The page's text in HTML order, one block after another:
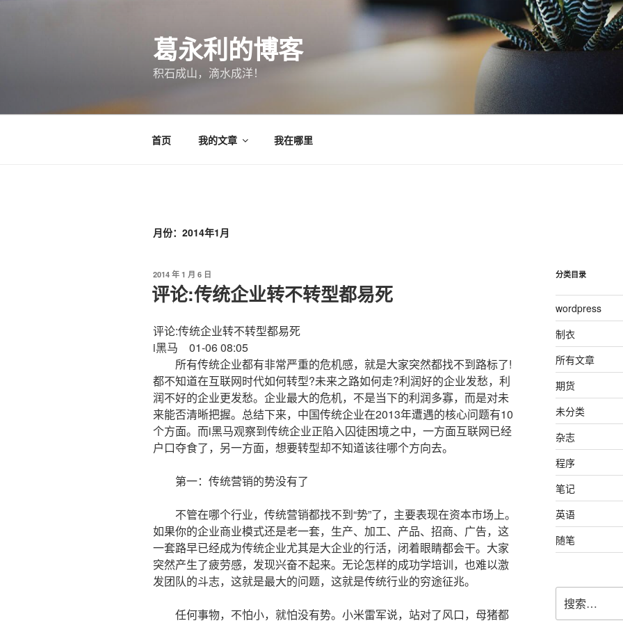
葛永利的博客
积石成山，滴水成洋！
首页 我的文章 我在哪里
月份：2014年1月
发
布
于
2014 年 1 月 6 日
评论:传统企业转不转型都易死
评论:传统企业转不转型都易死
i黑马 01-06 08:05
所有传统企业都有非常严重的危机感，就是大家突然都找不到路标了!
都不知道在互联网时代如何转型?未来之路如何走?利润好的企业发愁，利
润不好的企业更发愁。企业最大的危机，不是当下的利润多寡，而是对未
来能否清晰把握。总结下来，中国传统企业在2013年遭遇的核心问题有10
个方面。而i黑马观察到传统企业正陷入囚徒困境之中，一方面互联网已经
户口夺食了，另一方面，想要转型却不知道该往哪个方向去。
第一：传统营销的势没有了
不管在哪个行业，传统营销都找不到“势”了，主要表现在资本市场上。
如果你的企业商业模式还是老一套，生产、加工、产品、招商、广告，这
一套路早已经成为传统企业尤其是大企业的行活，闭着眼睛都会干。大家
突然产生了疲劳感，发现兴奋不起来。无论怎样的成功学培训，也难以激
发团队的斗志，这就是最大的问题，这就是传统行业的穷途征兆。
任何事物，不怕小，就怕没有势。小米雷军说，站对了风口，母猪都
分类目录
wordpress
制衣
所有文章
期货
未分类
杂志
程序
笔记
英语
随笔
索：